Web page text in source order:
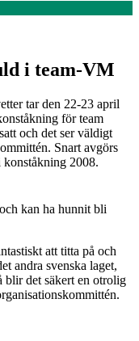
i team-VM
tar den 22-23 april
för team
och det ser väldigt
Snart avgörs
2008.
och kan ha hunnit bli
att titta på och
andra svenska laget,
blir det säkert en otrolig